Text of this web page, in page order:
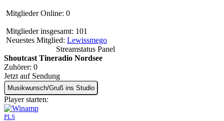
Mitglieder Online: 0
Mitglieder insgesamt: 101
Neuestes Mitglied: Lewissmego
Streamstatus Panel
Shoutcast Tineradio Nordsee
Zuhörer: 0
Jetzt auf Sendung
Musikwunsch/Gruß ins Studio
Player starten:
PLS